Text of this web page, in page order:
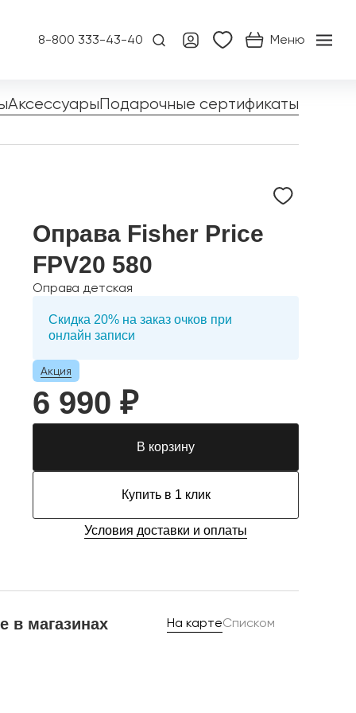
8-800 333-43-40 Меню
АксессуарыПодарочные сертификаты
Оправа Fisher Price
FPV20 580
Оправа детская
Скидка 20% на заказ очков при
онлайн записи
Акция
6 990 ₽
В корзину
Купить в 1 клик
Условия доставки и оплаты
в магазинах На картеСписком